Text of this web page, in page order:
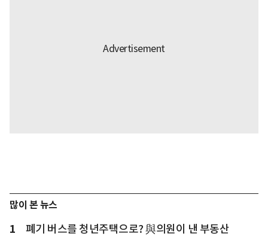
많이 본 뉴스
1
폐기 버스를 청년주택으로? 與의원이 낸 부동산